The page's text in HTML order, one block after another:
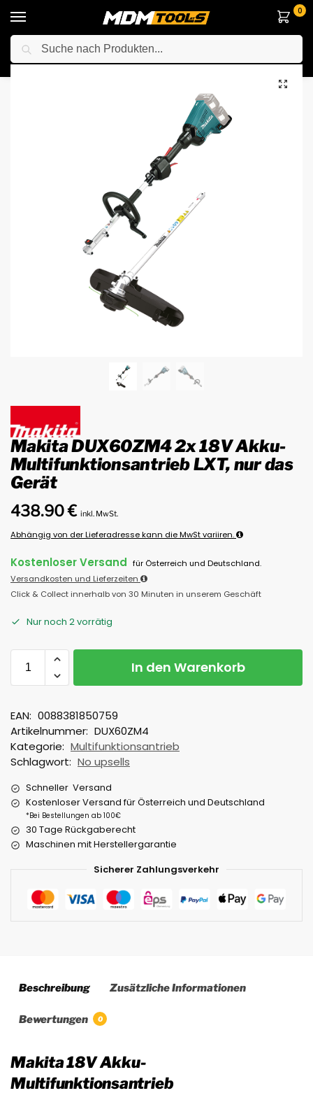
0
Startseite / Elektrowerkzeuge / Gartengeräte
Makita DUX60ZM4 2x 18V Akku-
Multifunktionsantrieb LXT, nur das
Gerät
438.90€ inkl. MwSt.
Abhängig von der Lieferadresse kann die MwSt variiren.
Kostenloser Versand für Österreich und Deutschland.
Versandkosten und Lieferzeiten
Click & Collect innerhalb von 30 Minuten in unserem Geschäft
Nur noch 2 vorrätig
In den Warenkorb
EAN: 0088381850759
Artikelnummer: DUX60ZM4
Kategorie: Multifunktionsantrieb
Schlagwort: No upsells
Schneller Versand
Kostenloser Versand für Österreich und Deutschland
*Bei Bestellungen ab 100€
30 Tage Rückgaberecht
Maschinen mit Herstellergarantie
Sicherer Zahlungsverkehr
Beschreibung Zusätzliche Informationen
Bewertungen 0
Makita 18V Akku-
Multifunktionsantrieb